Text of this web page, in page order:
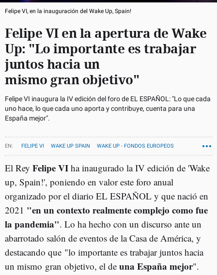
Felipe VI, en la inauguración del Wake Up, Spain!
Felipe VI en la apertura de Wake
Up: "Lo importante es trabajar
juntos hacia un
mismo gran objetivo"
Felipe VI inaugura la IV edición del foro de EL ESPAÑOL: "Lo que cada
uno hace, lo que cada uno aporta y contribuye, cuenta para una
España mejor".
FELIPE VI WAKE UP SPAIN WAKE UP - FONDOS EUROPEOS
El Rey Felipe VI ha inaugurado la IV edición de 'Wake
up, Spain!', poniendo en valor este foro anual
organizado por el diario EL ESPAÑOL y que nació en
2021 "en un contexto realmente complejo como fue
la pandemia". Lo ha hecho con un discurso ante un
abarrotado salón de eventos de la Casa de América, y
destacando que "lo importante es trabajar juntos hacia
un mismo gran objetivo, el de una España mejor".